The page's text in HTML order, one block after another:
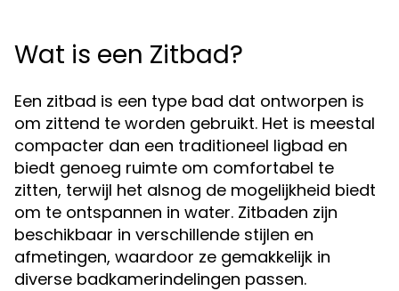
Wat is een Zitbad?
Een zitbad is een type bad dat ontworpen is
om zittend te worden gebruikt. Het is meestal
compacter dan een traditioneel ligbad en
biedt genoeg ruimte om comfortabel te
zitten, terwijl het alsnog de mogelijkheid biedt
om te ontspannen in water. Zitbaden zijn
beschikbaar in verschillende stijlen en
afmetingen, waardoor ze gemakkelijk in
diverse badkamerindelingen passen.